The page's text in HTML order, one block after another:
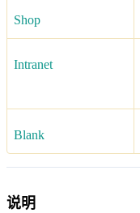
Shop
Intranet
Blank
说明